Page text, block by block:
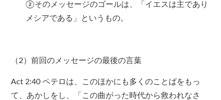
②そのメッセージのゴールは、「イエスは主であり
メシアである」というもの。
（2）前回のメッセージの最後の言葉
Act 2:40 ペテロは、このほかにも多くのことばをもっ
て、あかしをし、「この曲がった時代から救われなさ